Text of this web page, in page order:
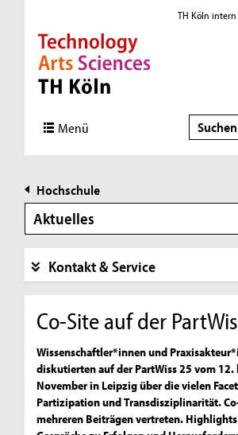
Direkt zur Hauptnavigation
Direkt zur Subnavigation
Direkt zum Inhalt
Direkt zum Fußbereich
TH Köln intern
Menü Suche
Hochschule
Aktuelles
Kontakt & Service
Co-Site auf der
Wissenschaftler*innen und
diskutierten auf der PartWiss 25 vom 12.
November in Leipzig über die vielen
Partizipation und Transdisziplinarität.
mehreren Beiträgen vertreten.